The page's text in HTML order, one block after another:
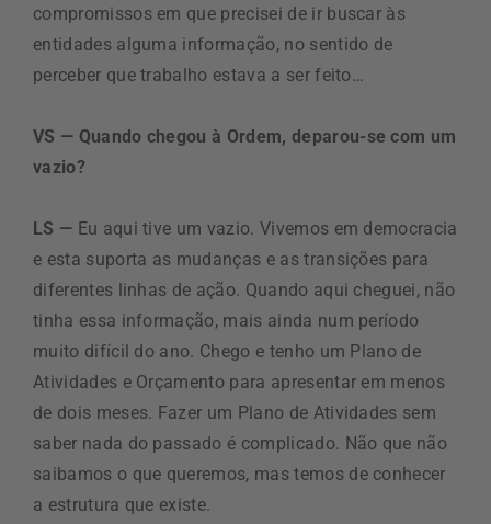
compromissos em que precisei de ir buscar às
entidades alguma informação, no sentido de
perceber que trabalho estava a ser feito…
VS — Quando chegou à Ordem, deparou-se com um
vazio?
LS — Eu aqui tive um vazio. Vivemos em democracia
e esta suporta as mudanças e as transições para
diferentes linhas de ação. Quando aqui cheguei, não
tinha essa informação, mais ainda num período
muito difícil do ano. Chego e tenho um Plano de
Atividades e Orçamento para apresentar em menos
de dois meses. Fazer um Plano de Atividades sem
saber nada do passado é complicado. Não que não
saibamos o que queremos, mas temos de conhecer
a estrutura que existe.